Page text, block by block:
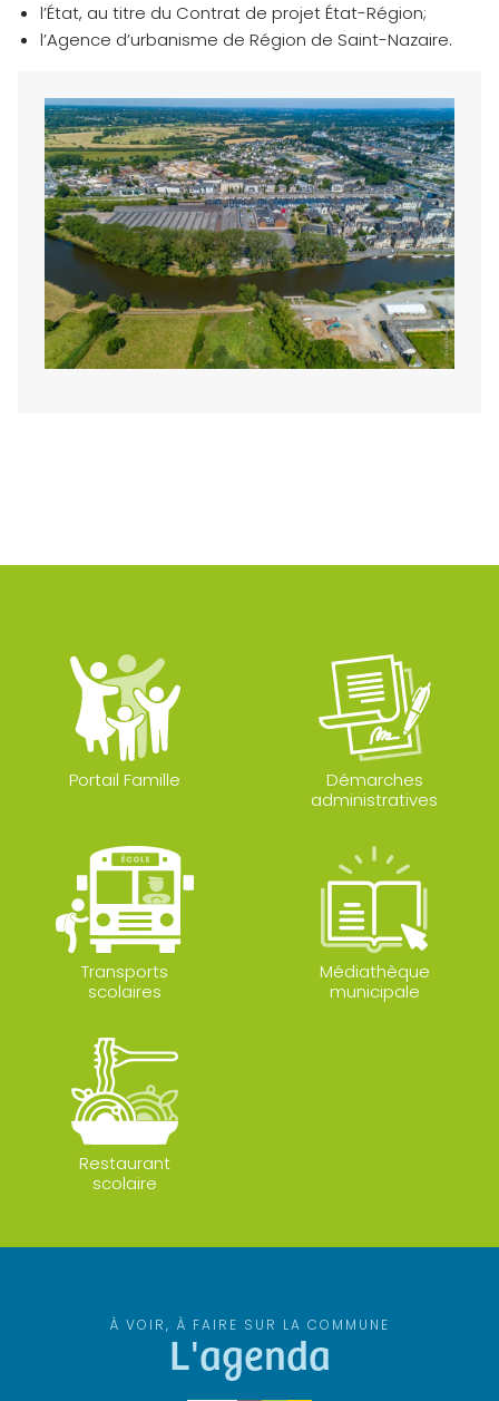
l’État, au titre du Contrat de projet État-Région;
l’Agence d’urbanisme de Région de Saint-Nazaire.
Portail Famille
Démarches
administratives
Transports
scolaires
Médiathèque
municipale
Restaurant
scolaire
À VOIR, À FAIRE SUR LA COMMUNE
L'agenda